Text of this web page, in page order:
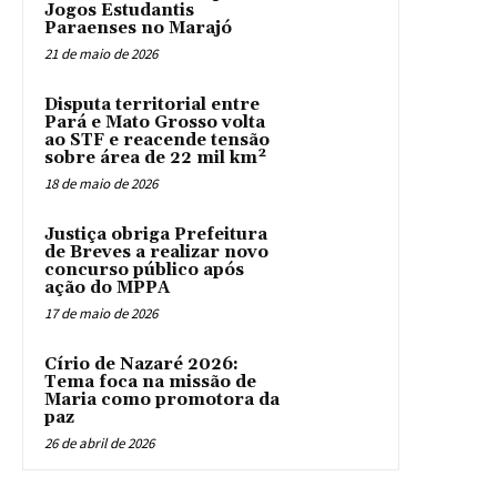
Jogos Estudantis
Paraenses no Marajó
21 de maio de 2026
Disputa territorial entre
Pará e Mato Grosso volta
ao STF e reacende tensão
sobre área de 22 mil km²
18 de maio de 2026
Justiça obriga Prefeitura
de Breves a realizar novo
concurso público após
ação do MPPA
17 de maio de 2026
Círio de Nazaré 2026:
Tema foca na missão de
Maria como promotora da
paz
26 de abril de 2026